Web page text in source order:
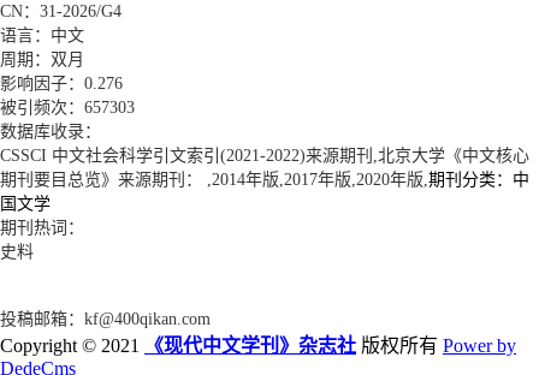
CN：31-2026/G4
语言：中文
周期：双月
影响因子：0.276
被引频次：657303
数据库收录：
CSSCI 中文社会科学引文索引(2021-2022)来源期刊,北京大学《中文核心
期刊要目总览》来源期刊： ,2014年版,2017年版,2020年版, 期刊分类：中
国文学
期刊热词：
史料
投稿邮箱： kf@400qikan.com
Copyright © 2021 《现代中文学刊》杂志社 版权所有 Power by
DedeCms